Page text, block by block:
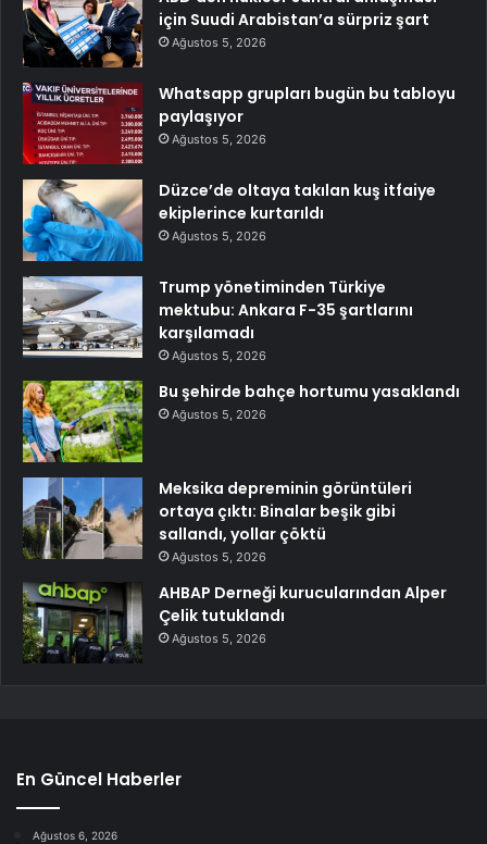
için Suudi Arabistan’a sürpriz şart
Ağustos 5, 2026
Whatsapp grupları bugün bu tabloyu
paylaşıyor
Ağustos 5, 2026
Düzce’de oltaya takılan kuş itfaiye
ekiplerince kurtarıldı
Ağustos 5, 2026
Trump yönetiminden Türkiye
mektubu: Ankara F-35 şartlarını
karşılamadı
Ağustos 5, 2026
Bu şehirde bahçe hortumu yasaklandı
Ağustos 5, 2026
Meksika depreminin görüntüleri
ortaya çıktı: Binalar beşik gibi
sallandı, yollar çöktü
Ağustos 5, 2026
AHBAP Derneği kurucularından Alper
Çelik tutuklandı
Ağustos 5, 2026
En Güncel Haberler
Ağustos 6, 2026